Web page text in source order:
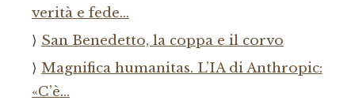
verità e fede…
San Benedetto, la coppa e il corvo
Magnifica humanitas. L’IA di Anthropic:
«C’è…